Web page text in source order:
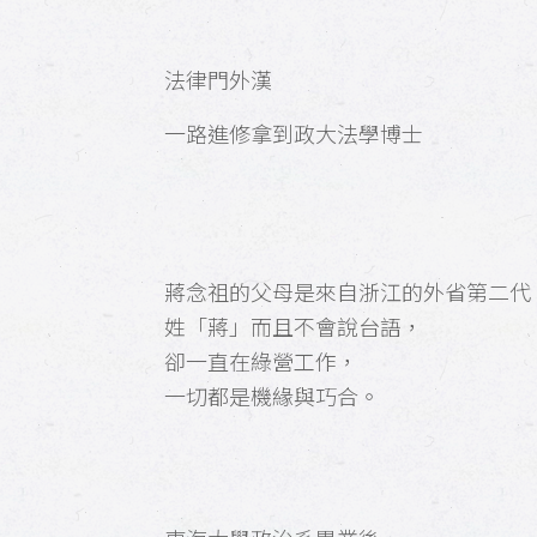
法律門外漢
一路進修拿到政大法學博士
蔣念祖的父母是來自浙江的外省第二代
姓「蔣」而且不會說台語，
卻一直在綠營工作，
一切都是機緣與巧合。